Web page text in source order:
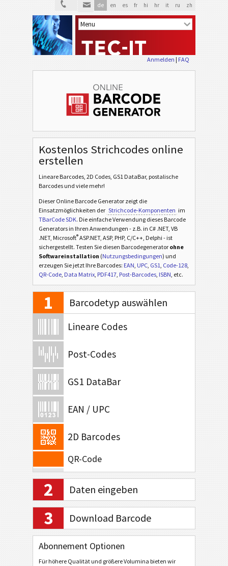
de en es fr hi hr it ru zh
Anmelden | FAQ
Kostenlos Strichcodes online
erstellen
Lineare Barcodes, 2D Codes, GS1 DataBar, postalische
Barcodes und viele mehr!
Dieser Online Barcode Generator zeigt die
Einsatzmöglichkeiten der Strichcode-Komponenten im
TBarCode SDK. Die einfache Verwendung dieses Barcode
Generators in Ihren Anwendungen - z.B. in C# .NET, VB
.NET, Microsoft®ASP.NET, ASP, PHP, C/C++, Delphi - ist
sichergestellt. Testen Sie diesen Barcodegenerator ohne
Softwareinstallation (Nutzungsbedingungen) und
erzeugen Sie jetzt Ihre Barcodes: EAN, UPC, GS1, Code-128,
QR-Code, Data Matrix, PDF417, Post-Barcodes, ISBN, etc.
1 Barcodetyp auswählen
Lineare Codes
Post-Codes
GS1 DataBar
EAN / UPC
2D Barcodes
QR-Code
QR-Code (Mobile/Smartphone)
Data Matrix
Aztec
Codablock-F
MaxiCode
MicroPDF417
2 Daten eingeben
3 Download Barcode
Abonnement Optionen
Für höhere Qualität und größere Volumina bieten wir